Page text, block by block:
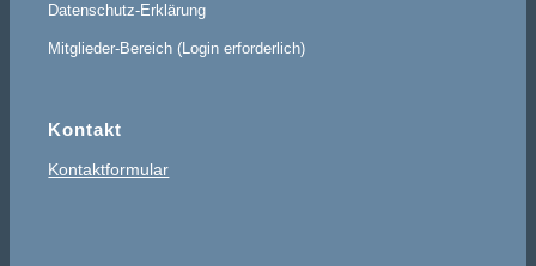
Datenschutz-Erklärung
Mitglieder-Bereich (Login erforderlich)
Kontakt
Kontaktformular